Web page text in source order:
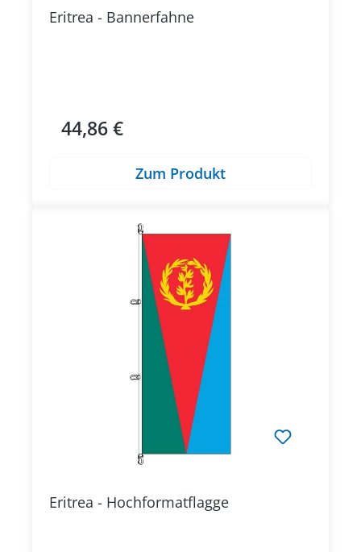
Eritrea - Bannerfahne
Regulärer Preis:
44,86 €
Zum Produkt
Eritrea - Hochformatflagge